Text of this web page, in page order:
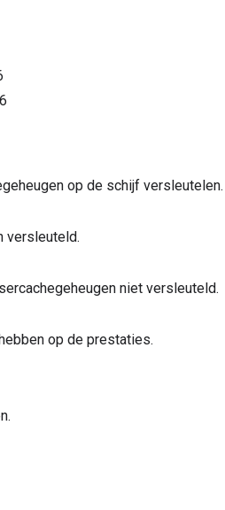
op de schijf versleutelen.
versleuteld.
niet versleuteld.
op de prestaties.